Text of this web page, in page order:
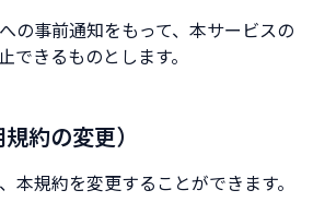
の事前通知をもって、本サービスの
できるものとします。
約の変更）
本規約を変更することができます。